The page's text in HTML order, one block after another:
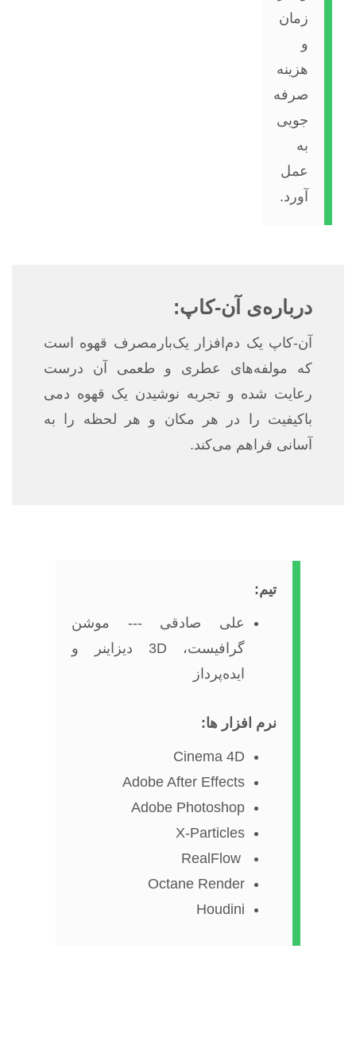
زمان
هزینه
صرفه
جویی
عمل
آورد.
درباره‌ی آن-کاپ:
آن-کاپ یک دم‌افزار یک‌بارمصرف قهوه است
که مولفه‌های عطری و طعمی آن درست
رعایت شده و تجربه‌ نوشیدن یک قهوه دمی
باکیفیت را در هر مکان و هر لحظه را به
آسانی فراهم می‌کند.
تیم:
علی صادقی --- موشن
گرافیست، 3D دیزاینر و
ایده‌پرداز
نرم افزار ها:
Cinema 4D
Adobe After Effects
Adobe Photoshop
X-Particles
Octane Render
Houdini